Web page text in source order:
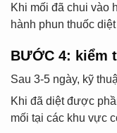
Khi mối đã chui vào
hành phun thuốc
BƯỚC 4: kiểm
Sau 3-5 ngày, kỹ
Khi đã diệt được
mối tại các khu vực